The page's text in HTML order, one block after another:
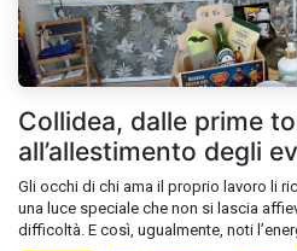
Collidea, dalle prime
all’allestimento degli
Gli occhi di chi ama il proprio lavoro li
una luce speciale che non si lascia
difficoltà. E così, ugualmente, noti